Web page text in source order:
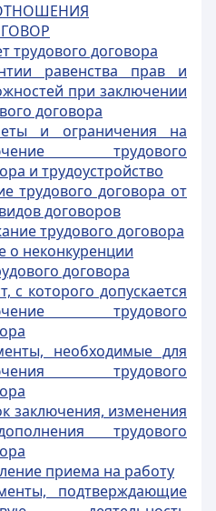
трудового договора
равенства прав и
при заключении
договора
и ограничения на
трудового
и трудоустройство
трудового договора от
договоров
трудового договора
о неконкуренции
договора
с которого допускается
трудового
необходимые для
трудового
заключения, изменения
трудового
приема на работу
подтверждающие